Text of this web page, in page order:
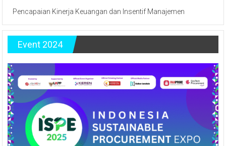
Pencapaian Kinerja Keuangan dan Insentif Manajemen
Event 2024